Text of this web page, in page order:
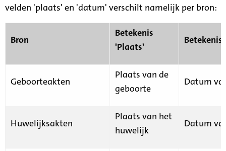
velden 'plaats' en 'datum' verschilt namelijk per bron:
Bron
Betekenis
'Plaats'
Geboorteakten
Plaats van de
geboorte
Datum
Huwelijksakten
Plaats van het
huwelijk
Datum